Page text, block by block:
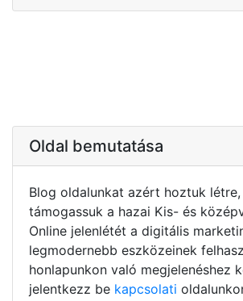
Oldal bemutatása
Blog oldalunkat azért hoztuk
támogassuk a hazai Kis- és
Online jelenlétét a digitális
legmodernebb eszközeinek
honlapunkon való megjelenéshez
jelentkezz be kapcsolati